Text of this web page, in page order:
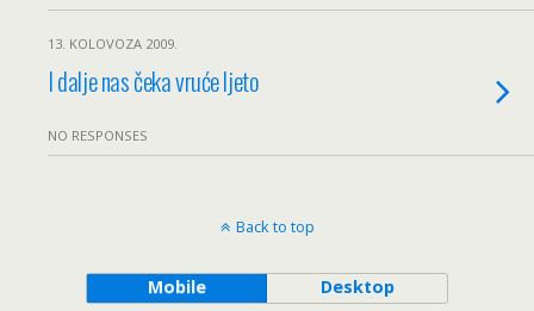
13. KOLOVOZA 2009.
I dalje nas čeka vruće ljeto
NO RESPONSES
Back to top
Mobile Desktop